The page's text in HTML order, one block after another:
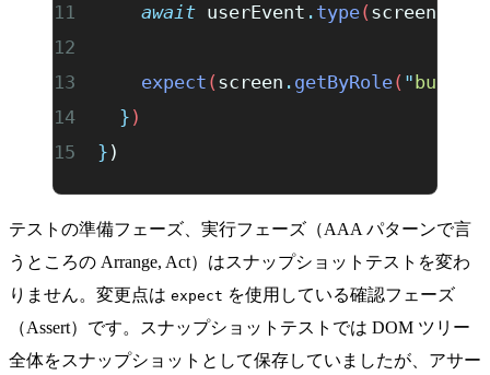
    await
userEvent . type( screen
    expect
( screen . getByRole( " button
  }
)
} )
テストの準備フェーズ、実行フェーズ（AAA パターンで言
うところの Arrange, Act）はスナップショットテストを変わ
りません。変更点は expect を使用している確認フェーズ
（Assert）です。スナップショットテストでは DOM ツリー
全体をスナップショットとして保存していましたが、アサー